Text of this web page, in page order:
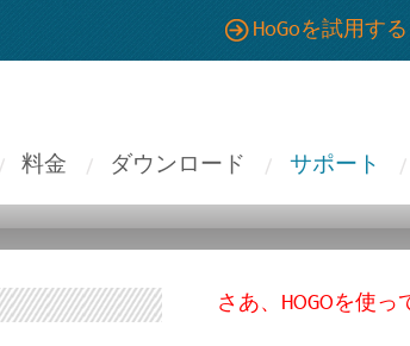
HoGoを試用する
料金 ダウンロード サポート
さあ、HOGOを使っ